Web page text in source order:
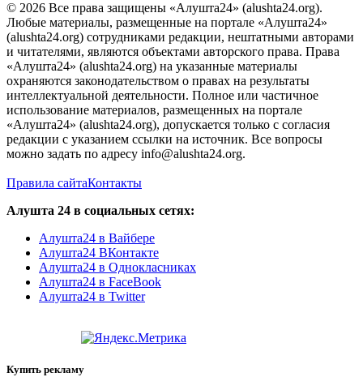
© 2026 Все права защищены «Алушта24» (alushta24.org).
Любые материалы, размещенные на портале «Алушта24»
(alushta24.org) сотрудниками редакции, нештатными авторами
и читателями, являются объектами авторского права. Права
«Алушта24» (alushta24.org) на указанные материалы
охраняются законодательством о правах на результаты
интеллектуальной деятельности. Полное или частичное
использование материалов, размещенных на портале
«Алушта24» (alushta24.org), допускается только с согласия
редакции с указанием ссылки на источник. Все вопросы
можно задать по адресу info@alushta24.org.
Правила сайтаКонтакты
Алушта 24 в социальных сетях:
Алушта24 в Вайбере
Алушта24 ВКонтакте
Алушта24 в Однокласниках
Алушта24 в FaceBook
Алушта24 в Twitter
Купить рекламу